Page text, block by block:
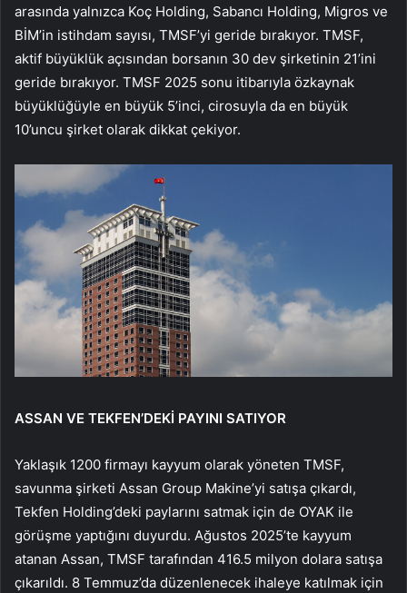
arasında yalnızca Koç Holding, Sabancı Holding, Migros ve
BİM’in istihdam sayısı, TMSF’yi geride bırakıyor. TMSF,
aktif büyüklük açısından borsanın 30 dev şirketinin 21’ini
geride bırakıyor. TMSF 2025 sonu itibarıyla özkaynak
büyüklüğüyle en büyük 5’inci, cirosuyla da en büyük
10’uncu şirket olarak dikkat çekiyor.
ASSAN VE TEKFEN’DEKİ PAYINI SATIYOR
Yaklaşık 1200 firmayı kayyum olarak yöneten TMSF,
savunma şirketi Assan Group Makine’yi satışa çıkardı,
Tekfen Holding’deki paylarını satmak için de OYAK ile
görüşme yaptığını duyurdu. Ağustos 2025’te kayyum
atanan Assan, TMSF tarafından 416.5 milyon dolara satışa
çıkarıldı. 8 Temmuz’da düzenlenecek ihaleye katılmak için